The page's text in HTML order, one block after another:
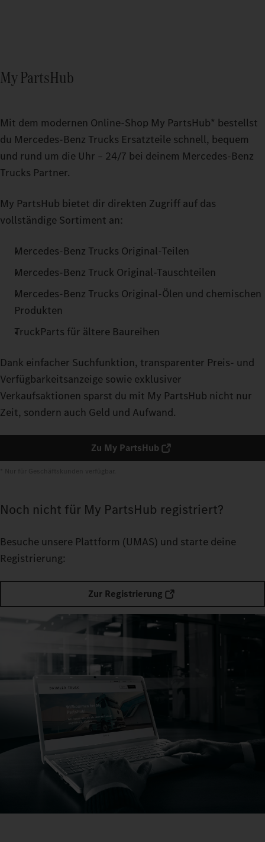
My PartsHub
Mit dem modernen Online-Shop My PartsHub* bestellst
du Mercedes‑Benz Trucks Ersatzteile schnell, bequem
und rund um die Uhr – 24/7 bei deinem Mercedes‑Benz
Trucks Partner.
My PartsHub bietet dir direkten Zugriff auf das
vollständige Sortiment an:
Mercedes‑Benz Trucks Original-Teilen
Mercedes‑Benz Truck Original-Tauschteilen
Mercedes‑Benz Trucks Original-Ölen und chemischen
Produkten
TruckParts für ältere Baureihen
Dank einfacher Suchfunktion, transparenter Preis- und
Verfügbarkeitsanzeige sowie exklusiver
Verkaufsaktionen sparst du mit My PartsHub nicht nur
Zeit, sondern auch Geld und Aufwand.
Zu My PartsHub
Noch nicht für My PartsHub registriert?
Besuche unsere Plattform (UMAS) und starte deine
Registrierung:
Zur Registrierung